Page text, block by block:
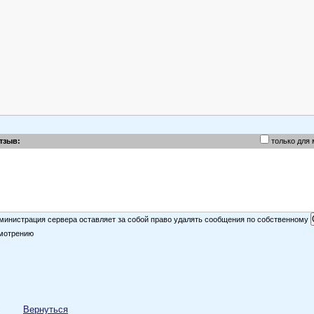
только для
сервера оставляет за собой право удалять сообщения по собственному
Вернуться